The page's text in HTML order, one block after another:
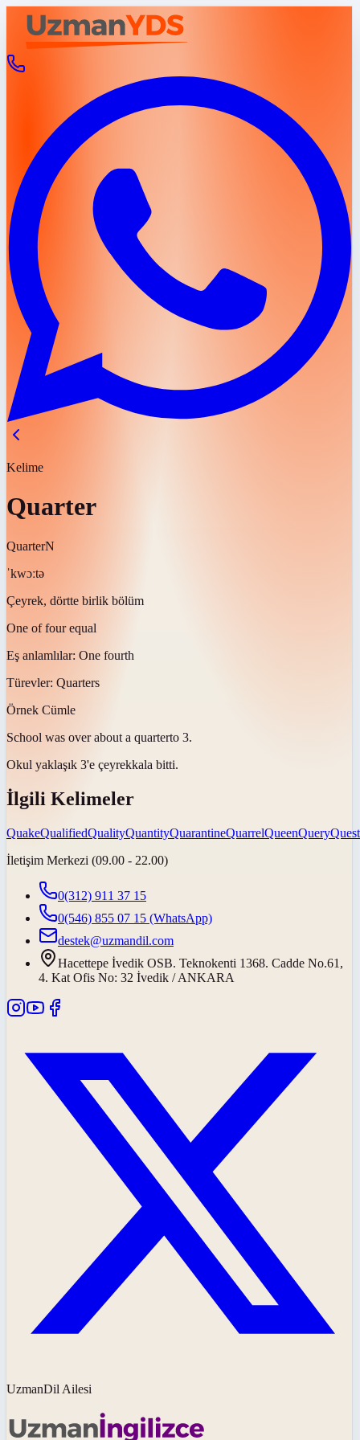
Kelime
Quarter
QuarterN
ˈkwɔːtə
Çeyrek, dörtte birlik bölüm
One of four equal
Eş anlamlılar: One fourth
Türevler: Quarters
Örnek Cümle
School was over about a quarterto 3.
Okul yaklaşık 3'e çeyrekkala bitti.
İlgili Kelimeler
QuakeQualifiedQualityQuantityQuarantineQuarrelQueenQueryQuest
İletişim Merkezi (09.00 - 22.00)
0(312) 911 37 15
0(546) 855 07 15 (WhatsApp)
destek@uzmandil.com
Hacettepe İvedik OSB. Teknokenti 1368. Cadde No.61,
4. Kat Ofis No: 32 İvedik / ANKARA
UzmanDil Ailesi